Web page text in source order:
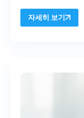
자세히 보기